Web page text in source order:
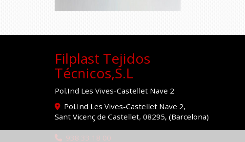
Filplast Tejidos
Técnicos,S.L
Pol.Ind Les Vives-Castellet Nave 2
Pol.Ind Les Vives-Castellet Nave 2,
Sant Vicenç de Castellet, 08295, (Barcelona)
938 33 18 00